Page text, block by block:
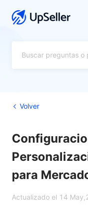
Volver
para
Actualizado el 14